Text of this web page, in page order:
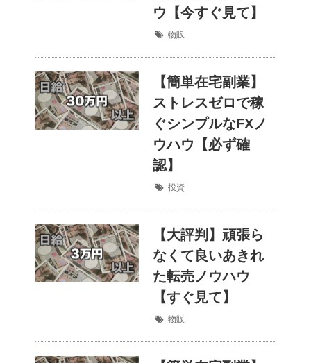
ウ【今すぐ見て】
物販
【簡単在宅副業】
ストレスゼロで稼
ぐシンプルなFXノ
ウハウ【必ず確
認】
投資
【大評判】頑張ら
なくて良いあきれ
た転売ノウハウ
【すぐ見て】
物販